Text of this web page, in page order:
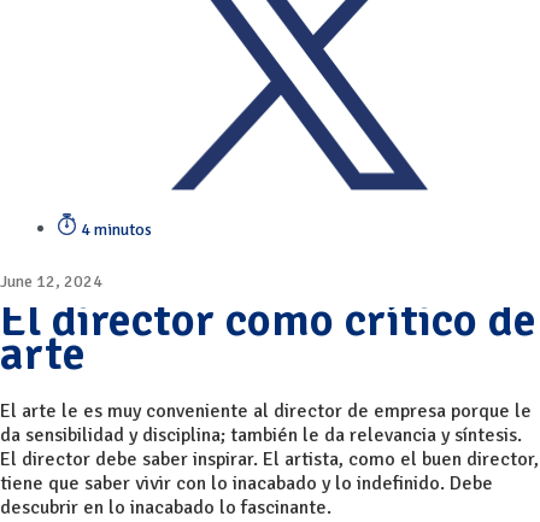
4 minutos
June 12, 2024
El director como crítico de
arte
El arte le es muy conveniente al director de empresa porque le
da sensibilidad y disciplina; también le da relevancia y síntesis.
El director debe saber inspirar. El artista, como el buen director,
tiene que saber vivir con lo inacabado y lo indefinido. Debe
descubrir en lo inacabado lo fascinante.